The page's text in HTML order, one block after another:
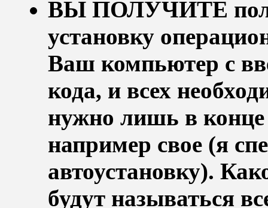
ВЫ ПОЛУЧИТЕ
установку
Ваш компьютер с
кода, и всех
нужно лишь в конце
например свое (я
автоустановку).
будут называться